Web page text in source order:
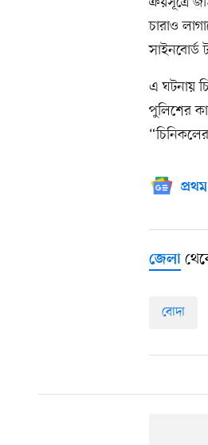
চারাও
সাইনবোর্ড
এ ঘটনায়
পুলিশের
জেলা
বোদা